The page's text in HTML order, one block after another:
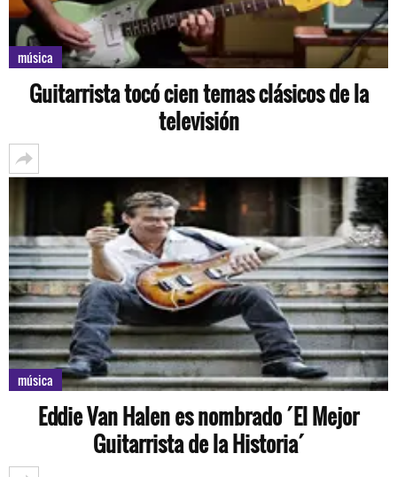
música
Guitarrista tocó cien temas clásicos de la
televisión
música
Eddie Van Halen es nombrado ´El Mejor
Guitarrista de la Historia´